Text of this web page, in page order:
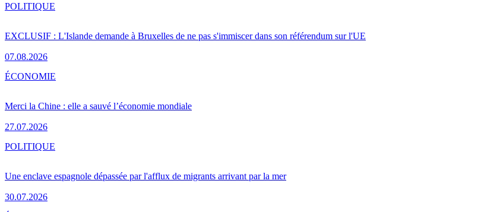
EXCLUSIF : L'Islande demande à Bruxelles de ne pas s'immiscer dans son référendum sur l'UE
07.08.2026
POLITIQUE
Merci la Chine : elle a sauvé l’économie mondiale
27.07.2026
ÉCONOMIE
Une enclave espagnole dépassée par l'afflux de migrants arrivant par la mer
30.07.2026
POLITIQUE